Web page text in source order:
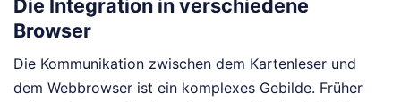
Die Integration in verschiedene
Browser
Die Kommunikation zwischen dem Kartenleser und
dem Webbrowser ist ein komplexes Gebilde. Früher